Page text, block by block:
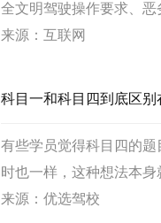
全文明驾驶操作要求、
胎等紧急情况下的临危
来源：互联网
科目一和科目四到底区别
有些学员觉得科目四的
时也一样，这种想法本
确实有重合之处，但更
来源：优选驾校